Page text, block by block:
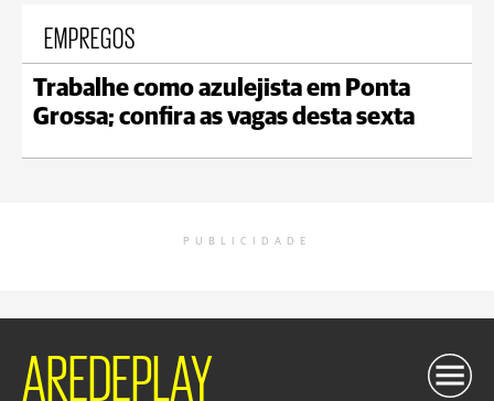
EMPREGOS
Trabalhe como azulejista em Ponta
Grossa; confira as vagas desta sexta
PUBLICIDADE
AREDEPLAY